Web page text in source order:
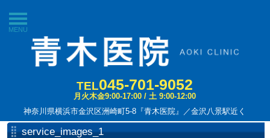
MENU
TEL045-701-9052
月火木金9:00-17:00 / 土 9:00-12:00
神奈川県横浜市金沢区洲崎町5-8『青木医院』／金沢八景駅近く
service_images_1